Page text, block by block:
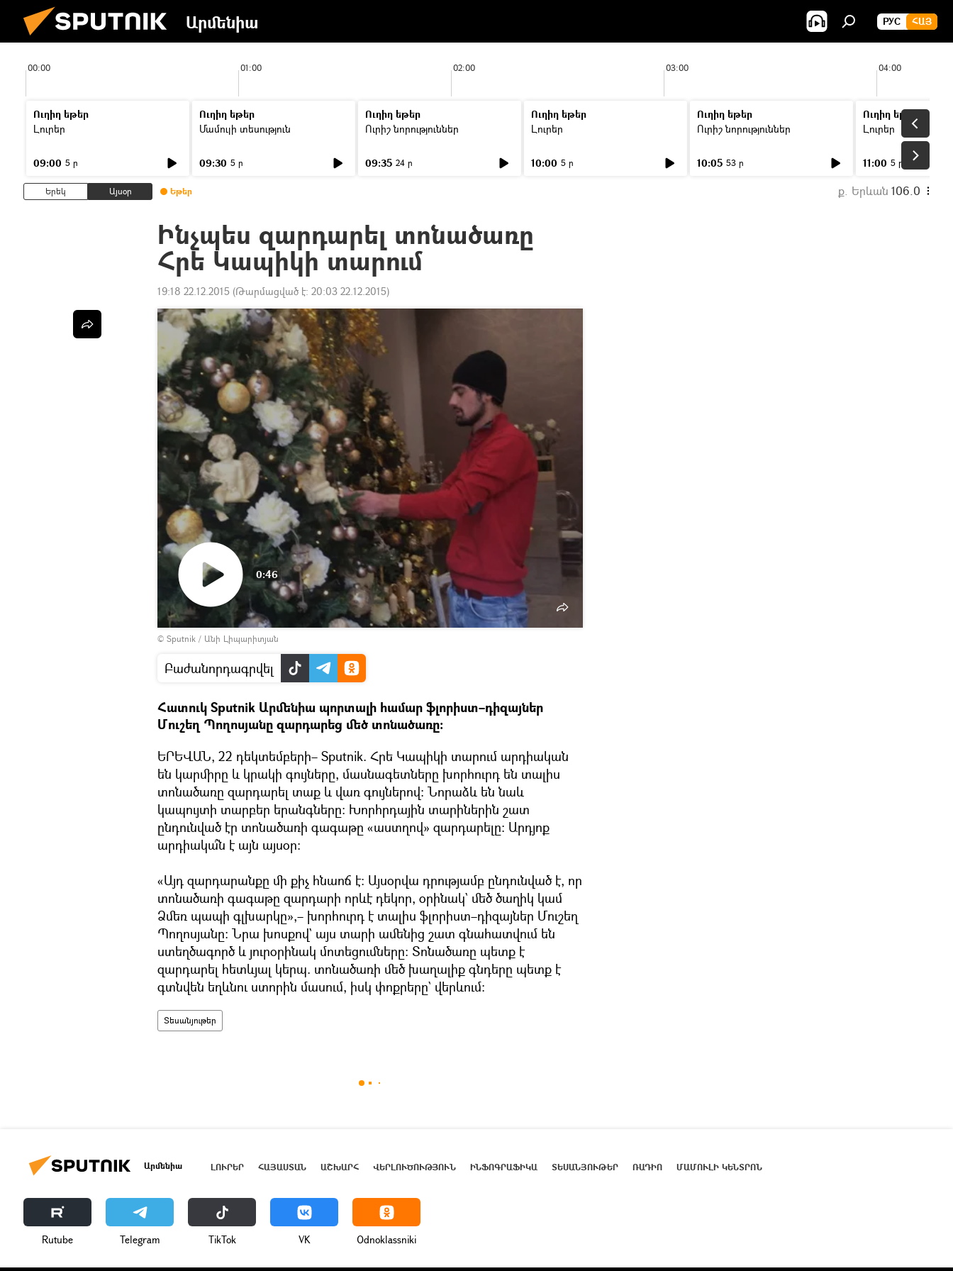
Արմենիա РУС ՀԱՅ
00:00 01:00 02:00 03:00 04:00
Ուղիղ եթեր
Լուրեր
09:00 5 ր
Ուղիղ եթեր
Մամուլի տեսություն
09:30 5 ր
Ուղիղ եթեր
Ուրիշ նորություններ
09:35 24 ր
Ուղիղ եթեր
Լուրեր
10:00 5 ր
Ուղիղ եթեր
Ուրիշ նորություններ
10:05 53 ր
Ուղիղ եթեր
Լուրեր
11:00 5 ր
Երեկ Այսօր Եթեր ք. Երևան 106.0
Ինչպես զարդարել տոնածառը
Հրե Կապիկի տարում
19:18 22.12.2015 (Թարմացված է: 20:03 22.12.2015)
տեսանյութը
0:46
© Sputnik / Անի Լիպարիտյան
Բաժանորդագրվել
Հատուկ Sputnik Արմենիա պորտալի համար ֆլորիստ–դիզայներ
Մուշեղ Պողոսյանը զարդարեց մեծ տոնածառը:
ԵՐԵՎԱՆ, 22 դեկտեմբերի– Sputnik. Հրե Կապիկի տարում արդիական
են կարմիրը և կրակի գույները, մասնագետները խորհուրդ են տալիս
տոնածառը զարդարել տաք և վառ գույներով։ Նորաձև են նաև
կապույտի տարբեր երանգները։ Խորհրդային տարիներին շատ
ընդունված էր տոնածառի գագաթը «աստղով» զարդարելը։ Արդյոք
արդիակա՞ն է այն այսօր։
«Այդ զարդարանքը մի քիչ հնաոճ է։ Այսօրվա դրությամբ ընդունված է, որ
տոնածառի գագաթը զարդարի որևէ դեկոր, օրինակ` մեծ ծաղիկ կամ
Ձմեռ պապի գլխարկը»,– խորհուրդ է տալիս ֆլորիստ–դիզայներ Մուշեղ
Պողոսյանը։ Նրա խոսքով` այս տարի ամենից շատ գնահատվում են
ստեղծագործ և յուրօրինակ մոտեցումները։ Տոնածառը պետք է
զարդարել հետևյալ կերպ. տոնածառի մեծ խաղալիք գնդերը պետք է
գտնվեն եղևնու ստորին մասում, իսկ փոքրերը` վերևում։
Տեսանյութեր
Արմենիա ԼՈՒՐԵՐ ՀԱՅԱՍՏԱՆ ԱՇԽԱՐՀ ՎԵՐԼՈՒԾՈՒԹՅՈՒՆ ԻՆՖՈԳՐԱՖԻԿԱ ՏԵՍԱՆՅՈՒԹԵՐ ՌԱԴԻՈ ՄԱՄՈՒԼԻ ԿԵՆՏՐՈՆ
Rutube Telegram ТikТоk VK Odnoklassniki